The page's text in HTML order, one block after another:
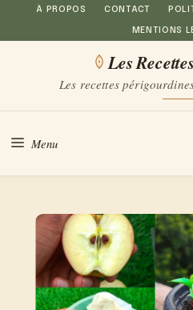
Aller
au
À PROPOS CONTACT
MENTIONS
Les
Les recettes
Menu